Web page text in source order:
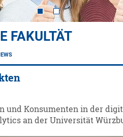
FAKULTÄT
und Konsumenten in der
an der Universität